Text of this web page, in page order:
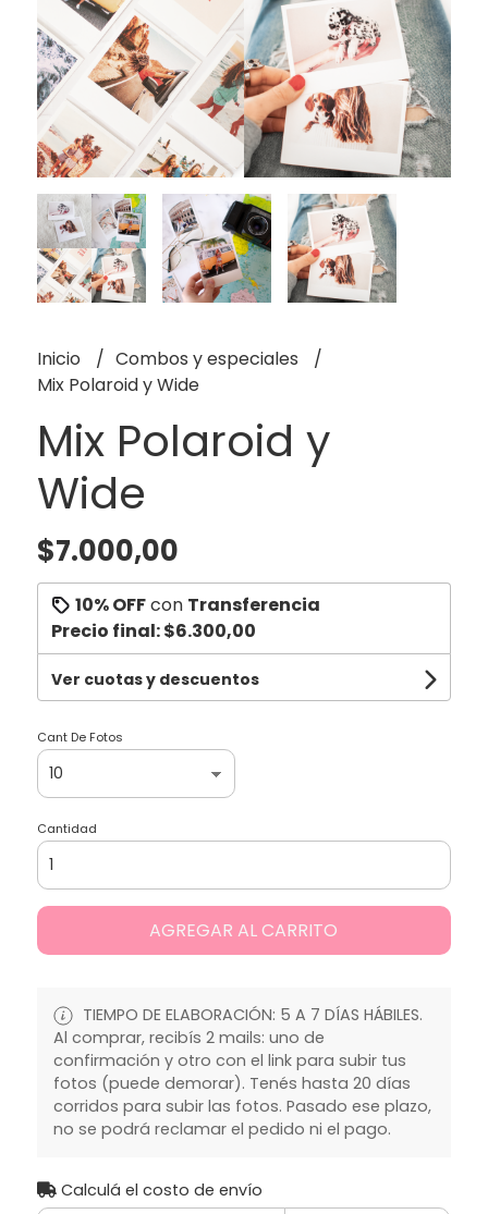
Inicio
Combos y especiales
Mix Polaroid y Wide
Mix Polaroid y
Wide
$7.000,00
10% OFFcon Transferencia
Precio final:$6.300,00
Ver cuotas y descuentos
Cant De Fotos
Cantidad
AGREGAR AL CARRITO
TIEMPO DE ELABORACIÓN: 5 A 7 DÍAS HÁBILES.
Al comprar, recibís 2 mails: uno de
confirmación y otro con el link para subir tus
fotos (puede demorar). Tenés hasta 20 días
corridos para subir las fotos. Pasado ese plazo,
no se podrá reclamar el pedido ni el pago.
Calculá el costo de envío